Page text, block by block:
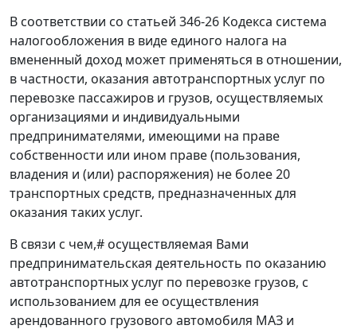
В соответствии со статьей 346-26 Кодекса система
налогообложения в виде единого налога на
вмененный доход может применяться в отношении,
в частности, оказания автотранспортных услуг по
перевозке пассажиров и грузов, осуществляемых
организациями и индивидуальными
предпринимателями, имеющими на праве
собственности или ином праве (пользования,
владения и (или) распоряжения) не более 20
транспортных средств, предназначенных для
оказания таких услуг.
В связи с чем,# осуществляемая Вами
предпринимательская деятельность по оказанию
автотранспортных услуг по перевозке грузов, с
использованием для ее осуществления
арендованного грузового автомобиля МАЗ и